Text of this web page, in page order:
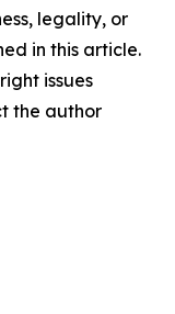
legality, or
in this article.
issues
the author